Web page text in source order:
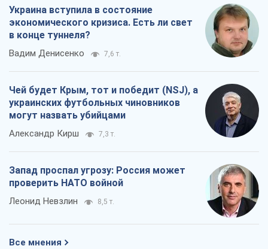
Украина вступила в состояние
экономического кризиса. Есть ли свет
в конце туннеля?
Вадим Денисенко 7,6 т.
Чей будет Крым, тот и победит (NSJ), а
украинских футбольных чиновников
могут назвать убийцами
Александр Кирш 7,3 т.
Запад проспал угрозу: Россия может
проверить НАТО войной
Леонид Невзлин 8,5 т.
Все мнения